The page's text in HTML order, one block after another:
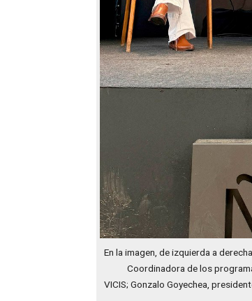
En la imagen, de izquierda a
Coordinadora de los
VICIS; Gonzalo Goyechea,